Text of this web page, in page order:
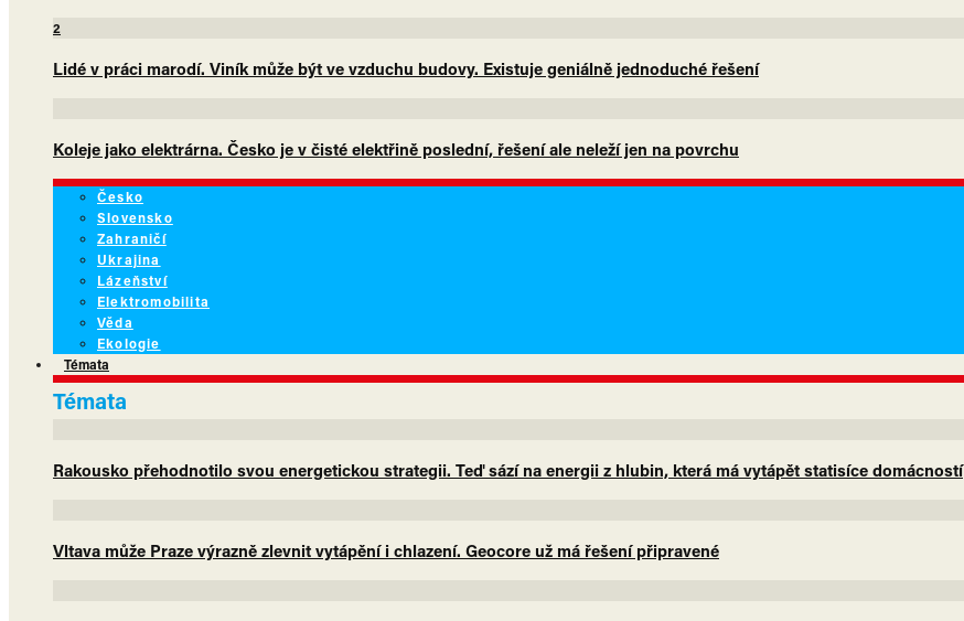
2
Lidé v práci marodí. Viník může být ve vzduchu budovy. Existuje geniálně jednoduché řešení
Koleje jako elektrárna. Česko je v čisté elektřině poslední, řešení ale neleží jen na povrchu
Česko
Slovensko
Zahraničí
Ukrajina
Lázeňství
Elektromobilita
Věda
Ekologie
Témata
Témata
Rakousko přehodnotilo svou energetickou strategii. Teď sází na energii z hlubin, která má vytápět statisíce domácností
Vltava může Praze výrazně zlevnit vytápění i chlazení. Geocore už má řešení připravené